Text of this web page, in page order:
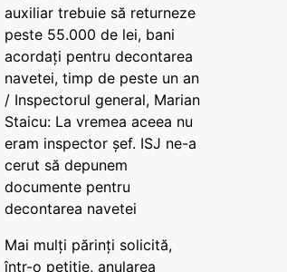
auxiliar trebuie să returneze
peste 55.000 de lei, bani
acordați pentru decontarea
navetei, timp de peste un an
/ Inspectorul general, Marian
Staicu: La vremea aceea nu
eram inspector șef. ISJ ne-a
cerut să depunem
documente pentru
decontarea navetei
Mai mulți părinți solicită,
într-o petiție, anularea